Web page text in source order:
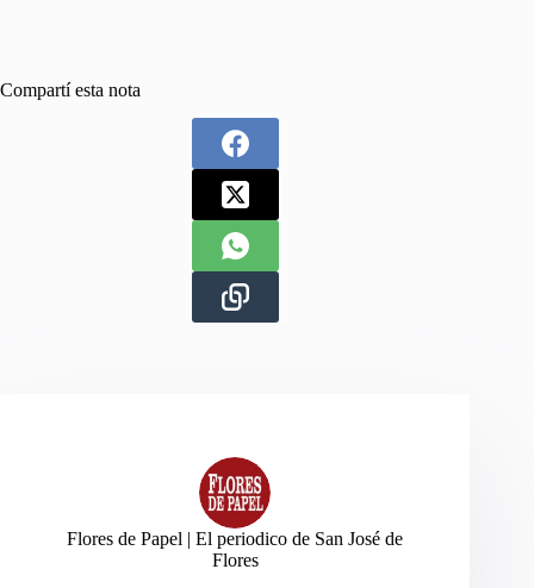
Compartí esta nota
Flores de Papel | El periodico de San José de
Flores